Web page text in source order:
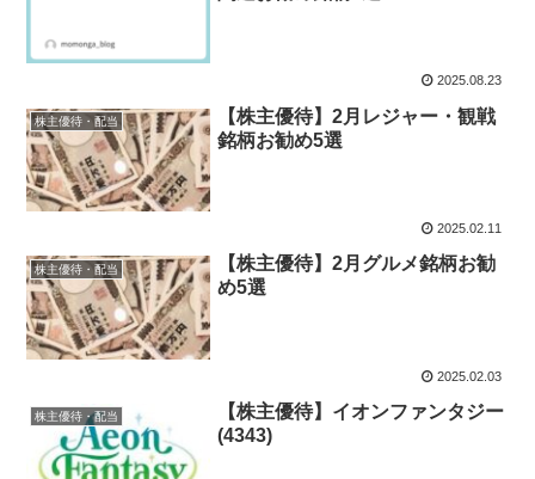
2025.08.23
株主優待・配当
【株主優待】2月レジャー・観戦
銘柄お勧め5選
2025.02.11
株主優待・配当
【株主優待】2月グルメ銘柄お勧
め5選
2025.02.03
株主優待・配当
【株主優待】イオンファンタジー
(4343)